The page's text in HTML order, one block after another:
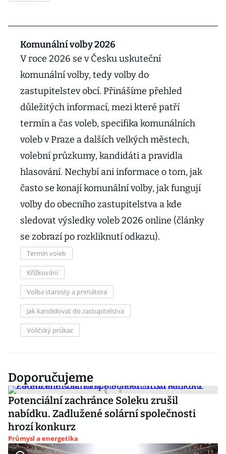
Komunální volby 2026
V roce 2026 se v Česku uskuteční
komunální volby, tedy volby do
zastupitelstev obcí. Přinášíme přehled
důležitých informací, mezi které patří
termín a čas voleb, specifika komunálních
voleb v Praze a dalších velkých městech,
volební průzkumy, kandidáti a pravidla
hlasování. Nechybí ani informace o tom, jak
často se konají komunální volby, jak fungují
volby do obecního zastupitelstva a kde
sledovat výsledky voleb 2026 online (články
se zobrazí po rozkliknutí odkazu).
Termín voleb
Křížkování
Volba starosty a primátora
Jak kandidovat do zastupitelstva
Voličský průkaz
Doporučujeme
Potenciální zachránce Soleku zrušil
nabídku. Zadlužené solární společnosti
hrozí konkurz
Průmysl a energetika